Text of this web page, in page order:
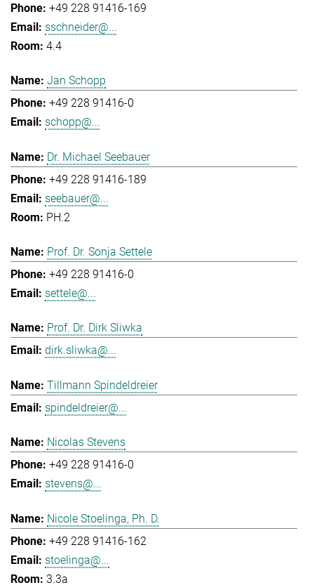
+49 228 91416-169
sschneider@...
4.4
Jan Schopp
+49 228 91416-0
schopp@...
Dr. Michael Seebauer
+49 228 91416-189
seebauer@...
PH.2
Prof. Dr. Sonja Settele
+49 228 91416-0
settele@...
Prof. Dr. Dirk Sliwka
dirk.sliwka@...
Tillmann Spindeldreier
spindeldreier@...
Nicolas Stevens
+49 228 91416-0
stevens@...
Nicole Stoelinga, Ph. D.
+49 228 91416-162
stoelinga@...
3.3a